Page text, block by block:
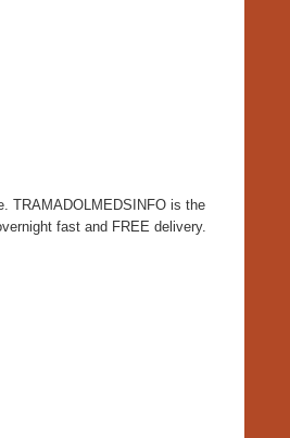
TRAMADOLMEDSINFO is the
fast and FREE delivery.